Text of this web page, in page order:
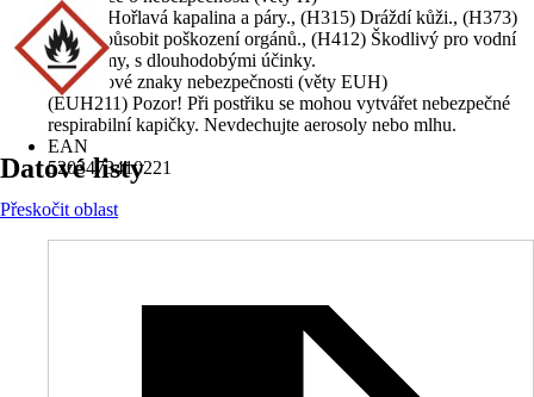
(H226) Hořlavá kapalina a páry., (H315) Dráždí kůži., (H373)
Může způsobit poškození orgánů., (H412) Škodlivý pro vodní
organismy, s dlouhodobými účinky.
Doplňkové znaky nebezpečnosti (věty EUH)
(EUH211) Pozor! Při postřiku se mohou vytvářet nebezpečné
respirabilní kapičky. Nevdechujte aerosoly nebo mlhu.
EAN
5203473410221
Datové listy
Přeskočit oblast